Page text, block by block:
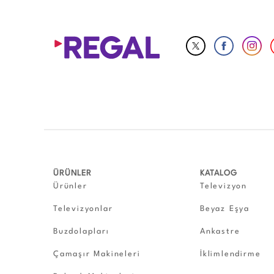
ÜRÜNLER
Ürünler
Televizyonlar
Buzdolapları
Çamaşır Makineleri
KATALOG
Televizyon
Beyaz Eşya
Ankastre
İklimlendirme